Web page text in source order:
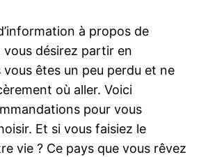
à propos de
vous désirez partir en
vous êtes un peu perdu et ne
où aller. Voici
pour vous
Et si vous faisiez le
vie ? Ce pays que vous rêvez